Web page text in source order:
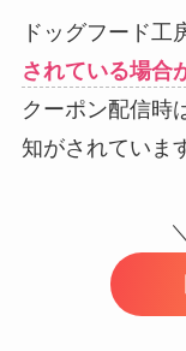
ドッグフード工
されている場合
クーポン配信時
知がされていま